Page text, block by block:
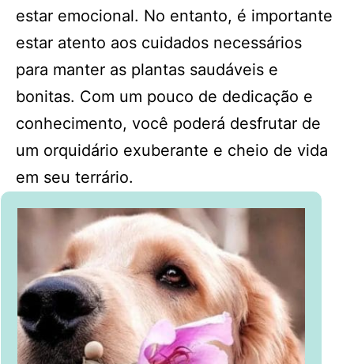
estar emocional. No entanto, é importante
estar atento aos cuidados necessários
para manter as plantas saudáveis e
bonitas. Com um pouco de dedicação e
conhecimento, você poderá desfrutar de
um orquidário exuberante e cheio de vida
em seu terrário.